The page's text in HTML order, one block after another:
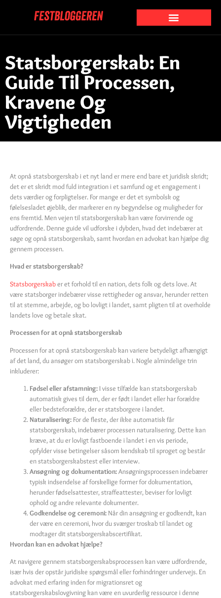
Statsborgerskab: En
Guide Til Processen,
Kravene Og
Vigtigheden
At opnå statsborgerskab i et nyt land er mere end bare et juridisk skridt;
det er et skridt mod fuld integration i et samfund og et engagement i
dets værdier og forpligtelser. For mange er det et symbolsk og
følelsesladet øjeblik, der markerer en ny begyndelse og muligheder for
ens fremtid. Men vejen til statsborgerskab kan være forvirrende og
udfordrende. Denne guide vil udforske i dybden, hvad det indebærer at
søge og opnå statsborgerskab, samt hvordan en advokat kan hjælpe dig
gennem processen.
Hvad er statsborgerskab?
Statsborgerskaber et forhold til en nation, dets folk og dets love. At
være statsborger indebærer visse rettigheder og ansvar, herunder retten
til at stemme, arbejde, og bo lovligt i landet, samt pligten til at overholde
landets love og betale skat.
Processen for at opnå statsborgerskab
Processen for at opnå statsborgerskab kan variere betydeligt afhængigt
af det land, du ansøger om statsborgerskab i. Nogle almindelige trin
inkluderer:
Fødsel eller afstamning: I visse tilfælde kan statsborgerskab
automatisk gives til dem, der er født i landet eller har forældre
eller bedsteforældre, der er statsborgere i landet.
Naturalisering: For de fleste, der ikke automatisk får
statsborgerskab, indebærer processen naturalisering. Dette kan
kræve, at du er lovligt fastboende i landet i en vis periode,
opfylder visse betingelser såsom kendskab til sproget og består
en statsborgerskabstest eller interview.
Ansøgning og dokumentation:Ansøgningsprocessen indebærer
typisk indsendelse af forskellige former for dokumentation,
herunder fødselsattester, straffeattester, beviser for lovligt
ophold og andre relevante dokumenter.
Godkendelse og ceremoni: Når din ansøgning er godkendt, kan
der være en ceremoni, hvor du sværger troskab til landet og
modtager dit statsborgerskabscertifikat.
Hvordan kan en advokat hjælpe?
At navigere gennem statsborgerskabsprocessen kan være udfordrende,
især hvis der opstår juridiske spørgsmål eller forhindringer undervejs. En
advokat med erfaring inden for migrationsret og
statsborgerskabslovgivning kan være en uvurderlig ressource i denne